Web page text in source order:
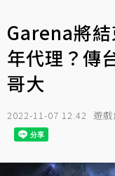
Garena將
年代理？傳
哥大
2022-11-07 12:42 遊